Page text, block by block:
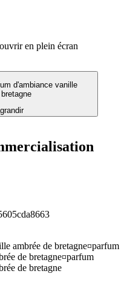
en plein écran
ambrée de bretagne¤parfum
de bretagne¤parfum
de bretagne